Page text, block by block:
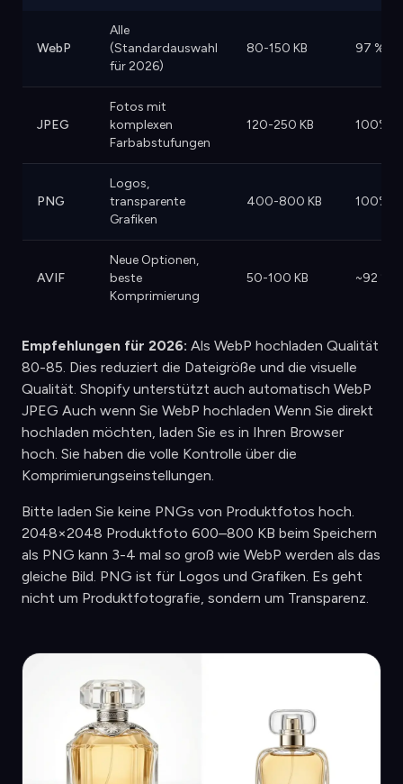
WebP
Alle
(Standardauswahl
für 2026)
80-150 KB 97 %+
JPEG
Fotos mit
komplexen
Farbabstufungen
120-250 KB 100%
PNG
Logos,
transparente
Grafiken
400-800 KB 100%
AVIF
Neue Optionen,
beste
Komprimierung
50-100 KB ~92 %
Empfehlungen für 2026: Als WebP hochladen Qualität
80-85. Dies reduziert die Dateigröße und die visuelle
Qualität. Shopify unterstützt auch automatisch WebP
JPEG Auch wenn Sie WebP hochladen Wenn Sie direkt
hochladen möchten, laden Sie es in Ihren Browser
hoch. Sie haben die volle Kontrolle über die
Komprimierungseinstellungen.
Bitte laden Sie keine PNGs von Produktfotos hoch.
2048×2048 Produktfoto 600–800 KB beim Speichern
als PNG kann 3-4 mal so groß wie WebP werden als das
gleiche Bild. PNG ist für Logos und Grafiken. Es geht
nicht um Produktfotografie, sondern um Transparenz.